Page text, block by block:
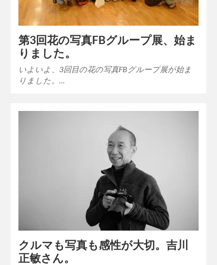
第3回花の写真FBグループ展、始ま
りました。
いよいよ、3回目の花の写真FBグループ展が始ま
りました。…
クルマも写真も感性が大切。吉川
正敏さん。